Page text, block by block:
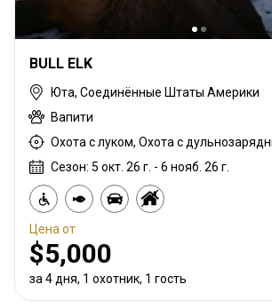
BULL ELK
Юта, Соединённые Штаты Америки
Вапити
Сезон: 5 окт. 26 г. - 6 нояб. 26 г.
Цена от
$5,000
за 4 дня, 1 охотник, 1 гость